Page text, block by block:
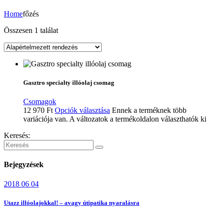
Homefőzés
Összesen 1 találat
Gasztro specialty illóolaj csomag
Csomagok
12 970 Ft Opciók választása Ennek a terméknek több
variációja van. A változatok a termékoldalon választhatók ki
Keresés:
Bejegyzések
2018 06 04
Utazz illóolajokkal! – avagy útipatika nyaralásra